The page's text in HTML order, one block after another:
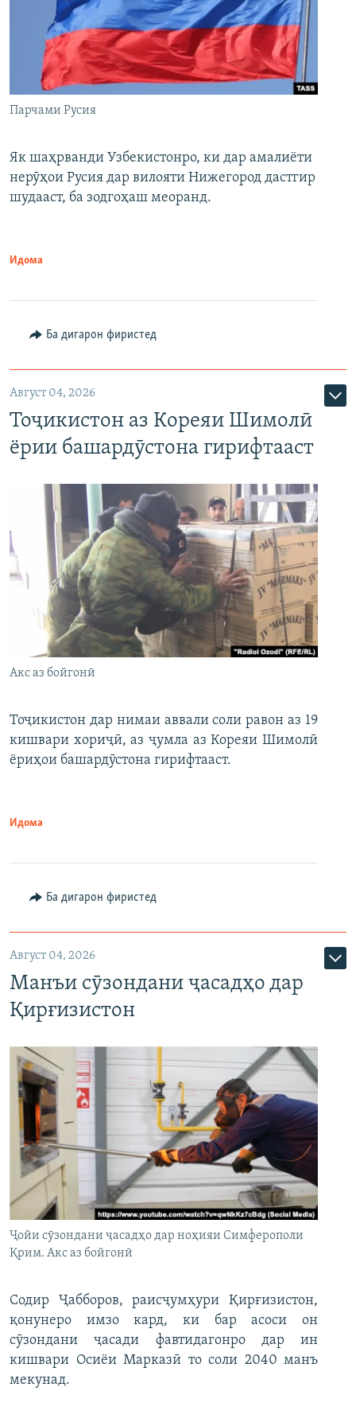
Парчами Русия
Як шаҳрванди Узбекистонро, ки дар амалиёти
нерӯҳои Русия дар вилояти Нижегород дастгир
шудааст, ба зодгоҳаш меоранд.
Идома
Ба дигарон фиристед
Август 04, 2026
Тоҷикистон аз Кореяи Шимолӣ
ёрии башардӯстона гирифтааст
Акс аз бойгонӣ
Тоҷикистон дар нимаи аввали соли равон аз 19
кишвари хориҷӣ, аз ҷумла аз Кореяи Шимолӣ
ёриҳои башардӯстона гирифтааст.
Идома
Ба дигарон фиристед
Август 04, 2026
Манъи сӯзондани ҷасадҳо дар
Қирғизистон
Ҷойи сӯзондани ҷасадҳо дар ноҳияи Симферополи
Қрим. Акс аз бойгонӣ
Содир Ҷабборов, раисҷумҳури Қирғизистон,
қонунеро имзо кард, ки бар асоси он
сӯзондани ҷасади фавтидагонро дар ин
кишвари Осиёи Марказӣ то соли 2040 манъ
мекунад.